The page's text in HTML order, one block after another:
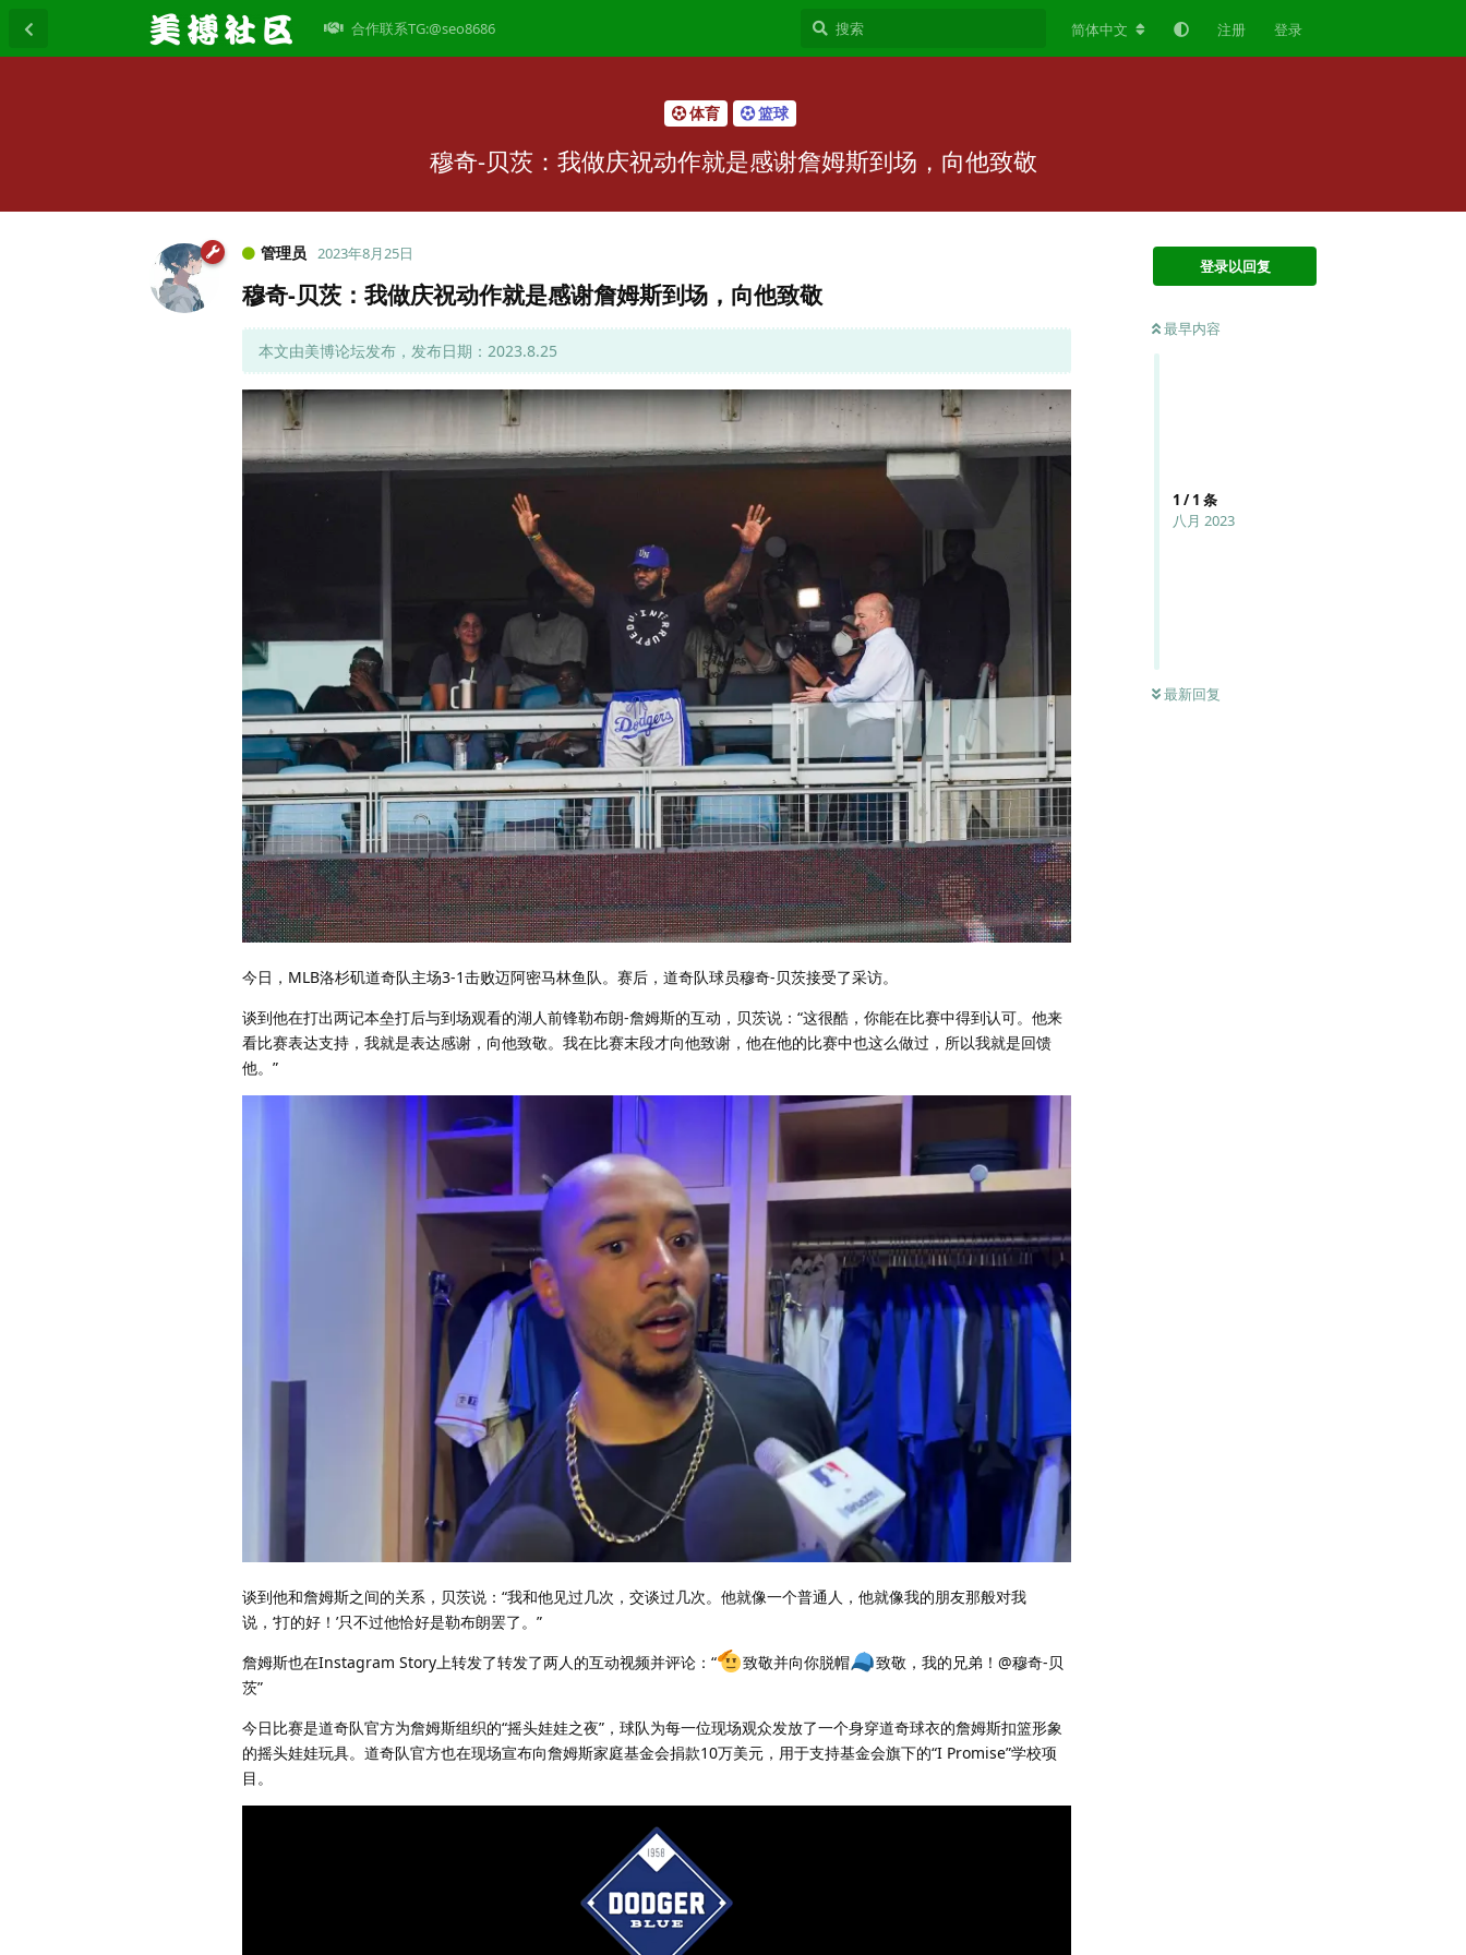
合作联系TG:@seo8686 简体中文 注册 登录
体育 篮球
穆奇-贝茨：我做庆祝动作就是感谢詹姆斯到场，向他致敬
登录以回复
最早内容
1 /1 条
八月 2023
最新回复
管理员 2023年8月25日
穆奇-贝茨：我做庆祝动作就是感谢詹姆斯到场，向他致敬
本文由美博论坛发布，发布日期：2023.8.25
今日，MLB洛杉矶道奇队主场3-1击败迈阿密马林鱼队。赛后，道奇队球员穆奇-贝茨接受了采访。
谈到他在打出两记本垒打后与到场观看的湖人前锋勒布朗-詹姆斯的互动，贝茨说：“这很酷，你能在比赛中得到认可。他来
看比赛表达支持，我就是表达感谢，向他致敬。我在比赛末段才向他致谢，他在他的比赛中也这么做过，所以我就是回馈
他。”
谈到他和詹姆斯之间的关系，贝茨说：“我和他见过几次，交谈过几次。他就像一个普通人，他就像我的朋友那般对我
说，‘打的好！’只不过他恰好是勒布朗罢了。”
詹姆斯也在Instagram Story上转发了转发了两人的互动视频并评论：“
致敬并向你脱帽
致敬，我的兄弟！@穆奇-贝
茨”
今日比赛是道奇队官方为詹姆斯组织的“摇头娃娃之夜”，球队为每一位现场观众发放了一个身穿道奇球衣的詹姆斯扣篮形象
的摇头娃娃玩具。道奇队官方也在现场宣布向詹姆斯家庭基金会捐款10万美元，用于支持基金会旗下的“I Promise”学校项
目。